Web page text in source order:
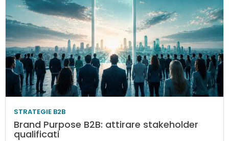
STRATEGIE B2B
Brand Purpose B2B: attirare stakeholder
qualificati